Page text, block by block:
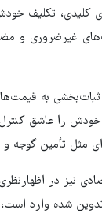
تکلیف
غیرضروری و
به
خودش را عاشق
مثل تأمین گوجه
نیز در
شده وارد